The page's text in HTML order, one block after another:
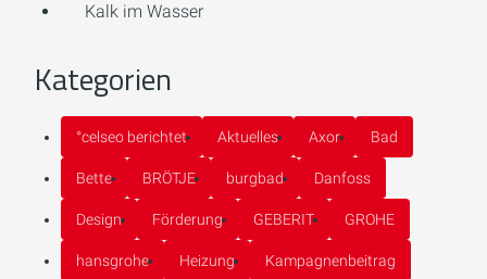
Kalk im Wasser
Kategorien
°celseo berichtet Aktuelles Axor Bad
Bette BRÖTJE burgbad Danfoss
Design Förderung GEBERIT GROHE
hansgrohe Heizung Kampagnenbeitrag